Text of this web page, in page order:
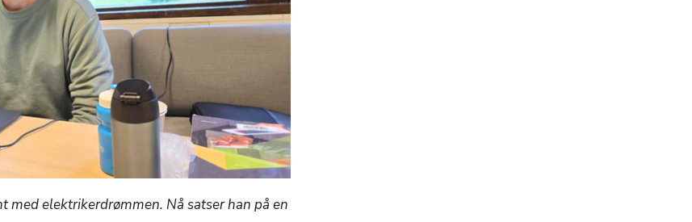
med elektrikerdrømmen. Nå satser han på en